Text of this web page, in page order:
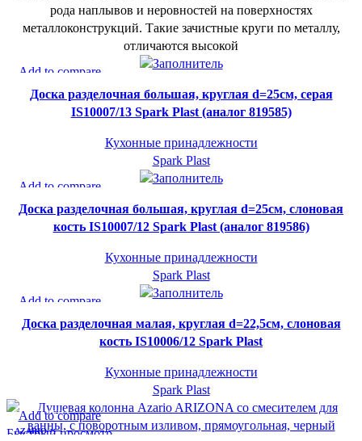
рода наплывов и неровностей на поверхностях
металлоконструкций. Такие зачистные круги по металлу,
отличаются высокой
СУПЕР-ЦЕНА
Add to compare
Быстрый просмотр
В желаемое
Доска разделочная большая, круглая d=25см, серая
IS10007/13 Spark Plast (аналог 819585)
Кухонные принадлежности
Spark Plast
СУПЕР-ЦЕНА
Add to compare
Быстрый просмотр
В желаемое
Доска разделочная большая, круглая d=25см, слоновая
кость IS10007/12 Spark Plast (аналог 819586)
Кухонные принадлежности
Spark Plast
СУПЕР-ЦЕНА
Add to compare
Быстрый просмотр
Доска разделочная малая, круглая d=22,5см, слоновая
кость IS10006/12 Spark Plast
Кухонные принадлежности
Spark Plast
СУПЕР-ЦЕНА
AZARIO
Add to compare
Быстрый просмотр